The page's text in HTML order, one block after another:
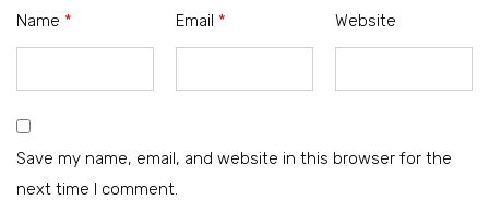
Name * Email * Website
Save my name, email, and website in this browser for the
next time I comment.